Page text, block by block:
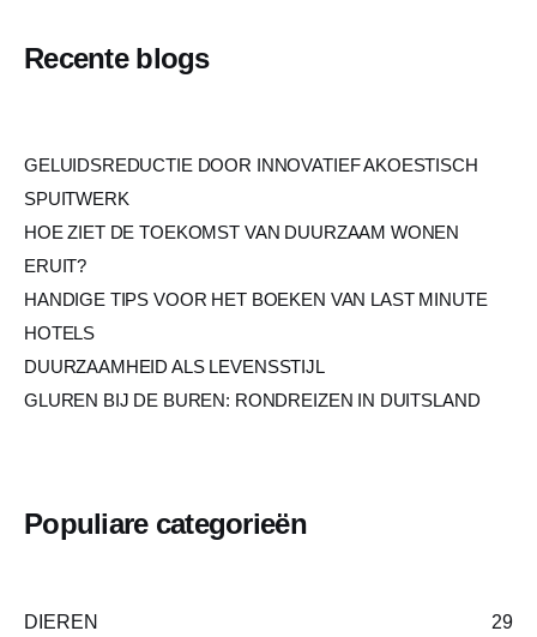
Recente blogs
GELUIDSREDUCTIE DOOR INNOVATIEF AKOESTISCH
SPUITWERK
HOE ZIET DE TOEKOMST VAN DUURZAAM WONEN
ERUIT?
HANDIGE TIPS VOOR HET BOEKEN VAN LAST MINUTE
HOTELS
DUURZAAMHEID ALS LEVENSSTIJL
GLUREN BIJ DE BUREN: RONDREIZEN IN DUITSLAND
Populiare categorieën
DIEREN 29